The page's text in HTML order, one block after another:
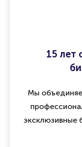
15 лет
Мы
эксклюзивные